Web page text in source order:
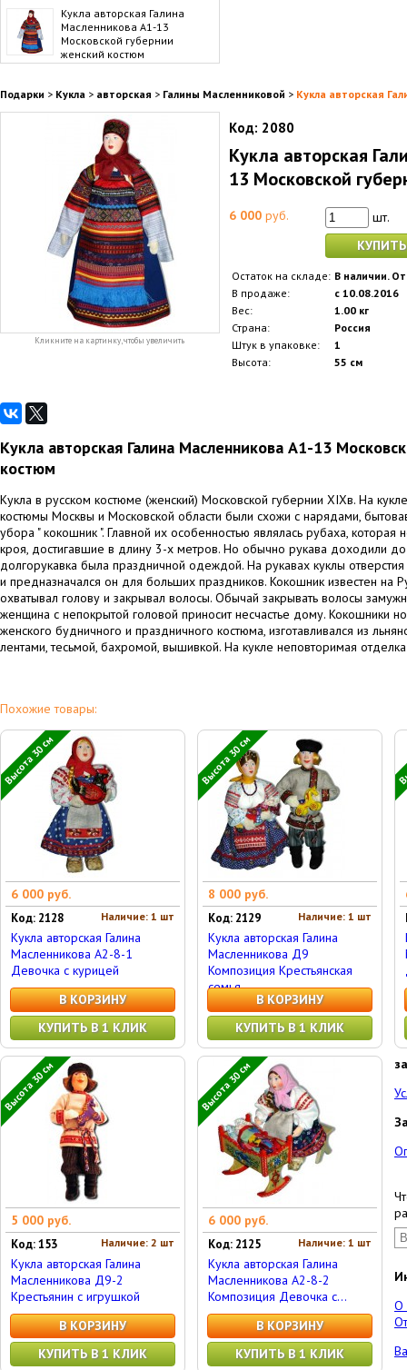
Кукла авторская Галина
Масленникова А1-13
Московской губернии
женский костюм
Подарки > Кукла > авторская > Галины Масленниковой > Кукла авторская
Кликните на картинку, чтобы увеличить
Код: 2080
Кукла авторская
13 Московской
6 000 руб.
шт.
Остаток на складе: В наличии.
В продаже:
с 10.08.2016
Вес:
1.00 кг
Страна:
Россия
Штук в упаковке:
1
Высота:
55 см
Кукла авторская Галина Масленникова А1-13
костюм
Кукла в русском костюме (женский) Московской губернии XIXв. На
костюмы Москвы и Московской области были схожи с нарядами,
убора " кокошник ". Главной их особенностью являлась рубаха,
кроя, достигавшие в длину 3-х метров. Но обычно рукава доходили
долгорукавка была праздничной одеждой. На рукавах куклы
и предназначался он для больших праздников. Кокошник известен на
охватывал голову и закрывал волосы. Обычай закрывать волосы
женщина с непокрытой головой приносит несчастье дому. Кокошники
женского будничного и праздничного костюма, изготавливался из
лентами, тесьмой, бахромой, вышивкой. На кукле неповторимая
Похожие товары:
Высота 30 см
6 000 руб.
Наличие: 1 шт
Код: 2128
Кукла авторская Галина
Масленникова А2-8-1
Девочка с курицей
В КОРЗИНУ
КУПИТЬ В 1 КЛИК
Высота 30 см
8 000 руб.
Наличие: 1 шт
Код: 2129
Кукла авторская Галина
Масленникова Д9
Композиция Крестьянская
семья
В КОРЗИНУ
КУПИТЬ В 1 КЛИК
Высота 30 см
5 000 руб.
Наличие: 2 шт
Код: 153
Кукла авторская Галина
Масленникова Д9-2
Крестьянин с игрушкой
В КОРЗИНУ
КУПИТЬ В 1 КЛИК
Высота 30 см
6 000 руб.
Наличие: 1 шт
Код: 2125
Кукла авторская Галина
Масленникова А2-8-2
Композиция Девочка с...
В КОРЗИНУ
КУПИТЬ В 1 КЛИК
О